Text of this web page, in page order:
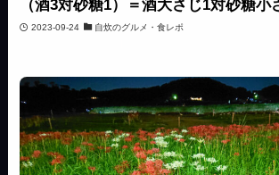
（酒3対砂糖1）＝酒大さじ1対砂糖小
2023-09-24 自炊のグルメ・食レポ